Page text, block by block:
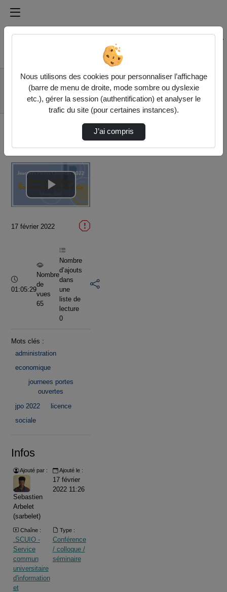
Médiathèque de l'université Paris
Rechercher un média sur Médiathèque de l'université
Accueil
Vidéos
Journées Portes
Ouvertes 2022 /
Administrati…
Lire
la
vidéo
17 février 2022
Durée :
01:05:29
Nombre
de
vues
65
Nombre
d’ajouts
dans
une
liste de
lecture
0
Mots clés :
administration
economique
journees portes
ouvertes
jpo 2022
licence
sociale
Infos
Ajouté par :
Sebastien
Arbelet
(sarbelet)
Ajouté le :
17 février
2022 11:26
Chaîne :
.SCUIO -
Service
commun
universitaire
d'information
et
Type :
Conférence
/ colloque /
séminaire
Nous utilisons des cookies pour personnaliser l’affichage
(barre de menu de droite, mode sombre ou dyslexie
etc.), gérer la session (authentification) et analyser le
trafic du site (pour certaines instances).
J’ai compris